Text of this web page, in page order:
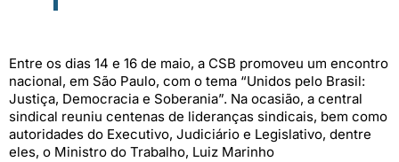
Entre os dias 14 e 16 de maio, a CSB promoveu um encontro
nacional, em São Paulo, com o tema “Unidos pelo Brasil:
Justiça, Democracia e Soberania”. Na ocasião, a central
sindical reuniu centenas de lideranças sindicais, bem como
autoridades do Executivo, Judiciário e Legislativo, dentre
eles, o Ministro do Trabalho, Luiz Marinho